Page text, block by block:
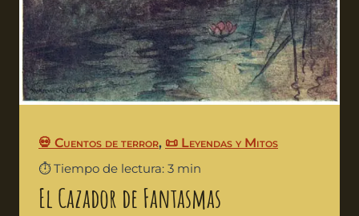
💀 Cuentos de terror, 📜 Leyendas y Mitos
⏱️ Tiempo de lectura: 3 min
El Cazador de Fantasmas